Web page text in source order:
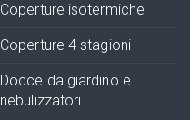
Coperture isotermiche
Coperture 4 stagioni
Docce da giardino e
nebulizzatori